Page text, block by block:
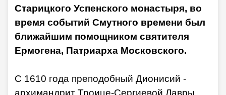
Старицкого Успенского монастыря, во
время событий Смутного времени был
ближайшим помощником святителя
Ермогена, Патриарха Московского.
С 1610 года преподобный Дионисий -
архимандрит Троице-Сергиевой Лавры.